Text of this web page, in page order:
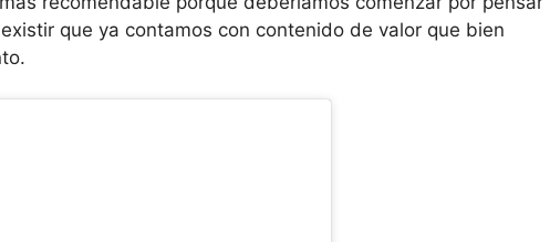
que ya contamos con contenido de valor que bien